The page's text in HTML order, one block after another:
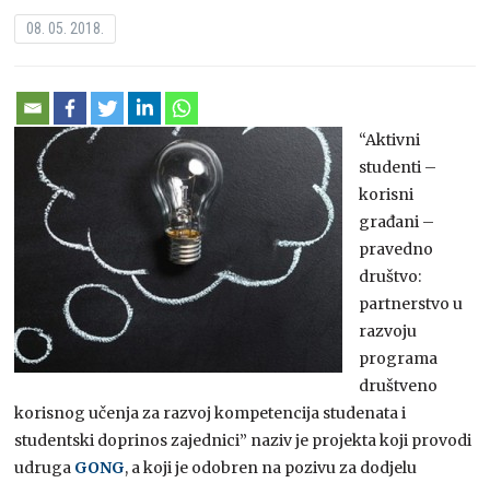
08. 05. 2018.
“Aktivni
studenti –
korisni
građani –
pravedno
društvo:
partnerstvo u
razvoju
programa
društveno
korisnog učenja za razvoj kompetencija studenata i
studentski doprinos zajednici” naziv je projekta koji provodi
udruga GONG, a koji je odobren na pozivu za dodjelu